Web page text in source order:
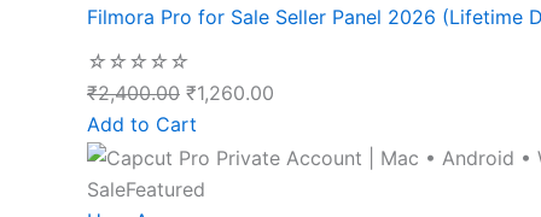
Filmora Pro for Sale Seller Panel 2026 (Lifetime
☆☆☆☆☆
₹2,400.00 ₹1,260.00
Add to Cart
SaleFeatured